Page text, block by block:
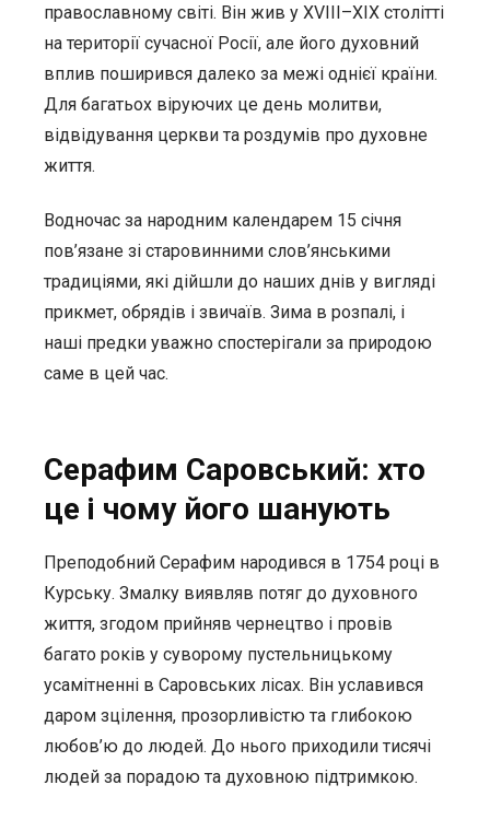
православному світі. Він жив у XVIII–XIX столітті
на території сучасної Росії, але його духовний
вплив поширився далеко за межі однієї країни.
Для багатьох віруючих це день молитви,
відвідування церкви та роздумів про духовне
життя.
Водночас за народним календарем 15 січня
пов’язане зі старовинними слов’янськими
традиціями, які дійшли до наших днів у вигляді
прикмет, обрядів і звичаїв. Зима в розпалі, і
наші предки уважно спостерігали за природою
саме в цей час.
Серафим Саровський: хто
це і чому його шанують
Преподобний Серафим народився в 1754 році в
Курську. Змалку виявляв потяг до духовного
життя, згодом прийняв чернецтво і провів
багато років у суворому пустельницькому
усамітненні в Саровських лісах. Він уславився
даром зцілення, прозорливістю та глибокою
любов’ю до людей. До нього приходили тисячі
людей за порадою та духовною підтримкою.